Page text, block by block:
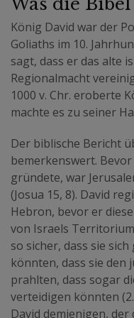
König David war der
Goliaths im 10.
sagt, dass er das alte
Regionalmacht
1000 v. Chr. eroberte
machte es zu seiner
Der biblische Bericht
bemerkenswert.
gründete, war
(Josua 15, 8). David
Hebron, bevor er
von Israels
so sicher, dass sie
könnten, dass sie den
prahlten, dass sogar
verteidigen könnten
David demjenigen,